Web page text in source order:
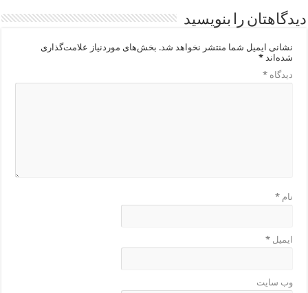
دیدگاهتان را بنویسید
نشانی ایمیل شما منتشر نخواهد شد. بخش‌های موردنیاز علامت‌گذاری
شده‌اند*
دیدگاه*
نام*
ایمیل*
وب‌ سایت